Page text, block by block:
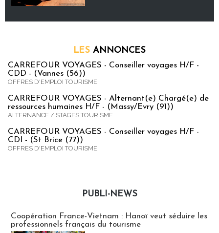
LES ANNONCES
CARREFOUR VOYAGES - Conseiller voyages H/F -
CDD - (Vannes (56))
OFFRES D'EMPLOI TOURISME
CARREFOUR VOYAGES - Alternant(e) Chargé(e) de
ressources humaines H/F - (Massy/Evry (91))
ALTERNANCE / STAGES TOURISME
CARREFOUR VOYAGES - Conseiller voyages H/F -
CDI - (St Brice (77))
OFFRES D'EMPLOI TOURISME
PUBLI-NEWS
Coopération France-Vietnam : Hanoï veut séduire les
professionnels français du tourisme